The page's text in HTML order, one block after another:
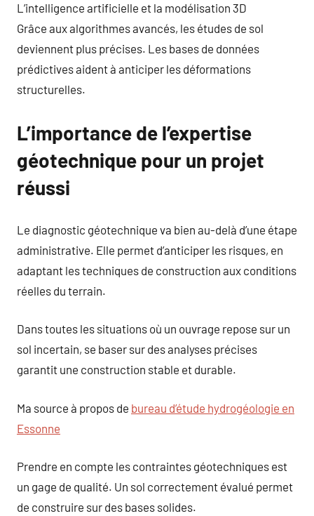
L’intelligence artificielle et la modélisation 3D
Grâce aux algorithmes avancés, les études de sol
deviennent plus précises. Les bases de données
prédictives aident à anticiper les déformations
structurelles.
L’importance de l’expertise
géotechnique pour un projet
réussi
Le diagnostic géotechnique va bien au-delà d’une étape
administrative. Elle permet d’anticiper les risques, en
adaptant les techniques de construction aux conditions
réelles du terrain.
Dans toutes les situations où un ouvrage repose sur un
sol incertain, se baser sur des analyses précises
garantit une construction stable et durable.
Ma source à propos de bureau d’étude hydrogéologie en
Essonne
Prendre en compte les contraintes géotechniques est
un gage de qualité. Un sol correctement évalué permet
de construire sur des bases solides.